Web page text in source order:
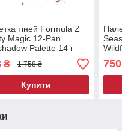
тіней Formula Z
Magic 12-Pan
Palette 14 г
₴ 1 758 ₴
Купити
750